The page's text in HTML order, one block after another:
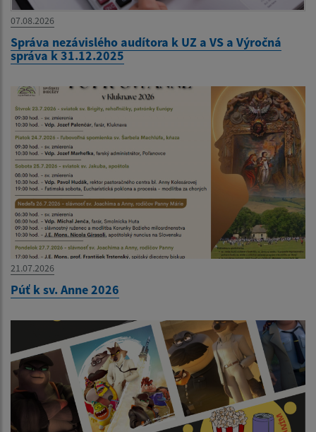
07.08.2026
Správa nezávislého audítora k UZ a VS a Výročná
správa k 31.12.2025
21.07.2026
Púť k sv. Anne 2026